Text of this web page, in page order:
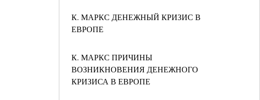
К. МАРКС ДЕНЕЖНЫЙ КРИЗИС В
ЕВРОПЕ
К. МАРКС ПРИЧИНЫ
ВОЗНИКНОВЕНИЯ ДЕНЕЖНОГО
КРИЗИСА В ЕВРОПЕ